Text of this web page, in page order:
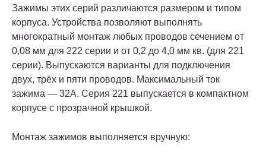
Зажимы этих серий различаются размером и типом
корпуса. Устройства позволяют выполнять
многократный монтаж любых проводов сечением от
0,08 мм для 222 серии и от 0,2 до 4,0 мм кв. (для 221
серии). Выпускаются варианты для подключения
двух, трёх и пяти проводов. Максимальный ток
зажима — 32А. Серия 221 выпускается в компактном
корпусе с прозрачной крышкой.
Монтаж зажимов выполняется вручную: